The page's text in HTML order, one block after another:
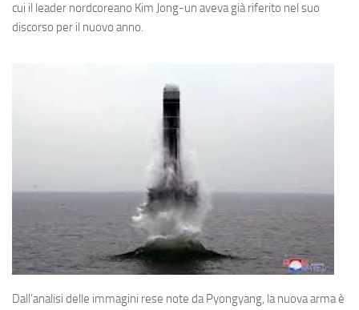
cui il leader nordcoreano Kim Jong-un aveva già riferito nel suo
discorso per il nuovo anno.
Dall’analisi delle immagini rese note da Pyongyang, la nuova arma è